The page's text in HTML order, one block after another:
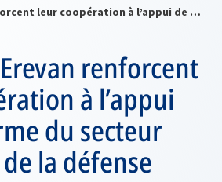
L’OTAN et Erevan renforcent leur coopération à l’appui de la réforme du secteur arménien de la défense
Erevan renforcent
à l’appui
du secteur
la défense